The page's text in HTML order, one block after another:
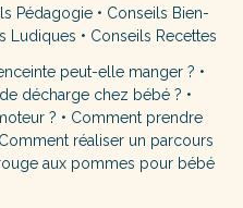
Pédagogie• Conseils Bien-
Ludiques • Conseils Recettes
peut-elle manger ? •
décharge chez bébé ? •
? • Comment prendre
Comment réaliser un parcours
aux pommes pour bébé